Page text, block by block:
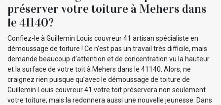
préserver votre toiture à Mehers dans
le 41140?
Confiez-le à Guillemin Louis couvreur 41 artisan spécialiste en
démoussage de toiture ! Ce n’est pas un travail très difficile, mais
demande beaucoup d’attention et de concentration vu la hauteur
et la surface de votre toit à Mehers dans le 41140. Alors, ne
craignez rien puisque qu’avec le démoussage de toiture de
Guillemin Louis couvreur 41 votre toit préservera non seulement
votre toiture, mais la redonnera aussi une nouvelle jeunesse. Dans